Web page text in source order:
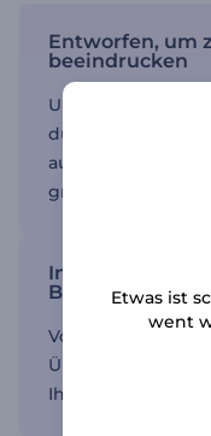
Entworfen, um
beeindrucken
Unsere
durch eine
aus und sorgen
größeres
Innovatives
Bildmaterial
Von
Übergängen -
Ihrer
Etwas ist
went